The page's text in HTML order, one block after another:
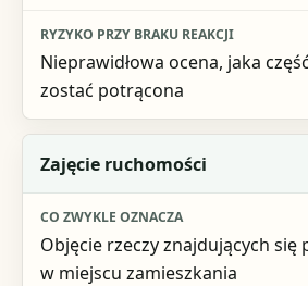
Nieprawidłowa ocena, jaka
zostać potrącona
Zajęcie ruchomości
Objęcie rzeczy znajdujących się
w miejscu zamieszkania